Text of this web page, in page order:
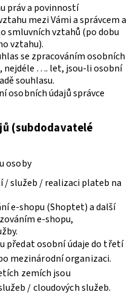
práv a povinností
mezi Vámi a správcem a
smluvních vztahů (po dobu
vztahu).
se zpracováním osobních
nejdéle …. let, jsou-li osobní
souhlasu.
osobních údajů správce
(subdodavatelé
osoby
/ služeb / realizaci plateb na
e-shopu (Shoptet) a další
e-shopu,
předat osobní údaje do třetí
mezinárodní organizaci.
zemích jsou
/ cloudových služeb.